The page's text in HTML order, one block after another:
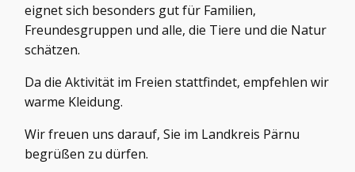
eignet sich besonders gut für Familien,
Freundesgruppen und alle, die Tiere und die Natur
schätzen.
Da die Aktivität im Freien stattfindet, empfehlen wir
warme Kleidung.
Wir freuen uns darauf, Sie im Landkreis Pärnu
begrüßen zu dürfen.